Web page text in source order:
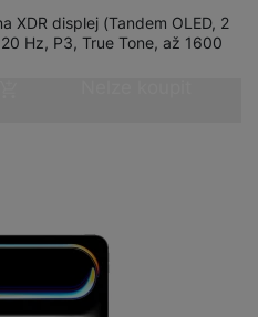
XDR displej (Tandem OLED, 2
Hz, P3, True Tone, až 1600